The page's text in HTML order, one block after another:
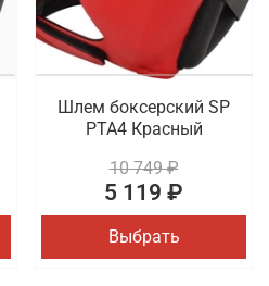
Шлем боксерский SP
PTA4 Красный
10 749 ₽
5 119 ₽
Выбрать